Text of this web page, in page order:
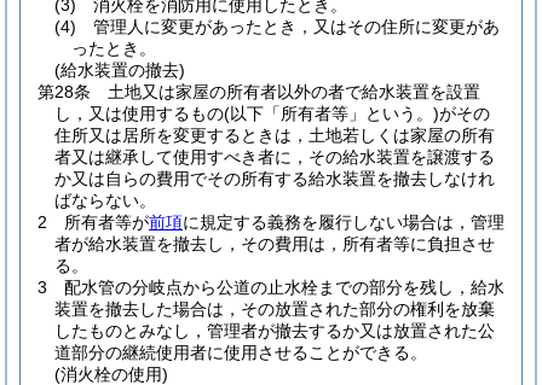
(3)
消火栓を消防用に使用したとき。
(4)
管理人に変更があったとき，又はその住所に変更があ
ったとき。
(給水装置の撤去)
第28条
土地又は家屋の所有者以外の者で給水装置を設置
し，又は使用するもの(以下「所有者等」という。)がその
住所又は居所を変更するときは，土地若しくは家屋の所有
者又は継承して使用すべき者に，その給水装置を譲渡する
か又は自らの費用でその所有する給水装置を撤去しなけれ
ばならない。
2
所有者等が前項に規定する義務を履行しない場合は，管理
者が給水装置を撤去し，その費用は，所有者等に負担させ
る。
3
配水管の分岐点から公道の止水栓までの部分を残し，給水
装置を撤去した場合は，その放置された部分の権利を放棄
したものとみなし，管理者が撤去するか又は放置された公
道部分の継続使用者に使用させることができる。
(消火栓の使用)